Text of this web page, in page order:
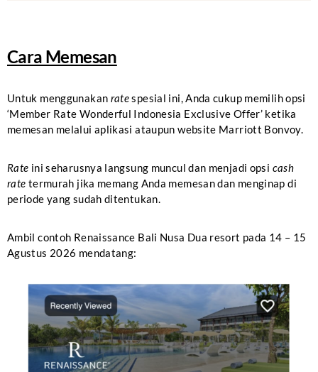
Cara Memesan
Untuk menggunakan ratespesial ini, Anda cukup memilih opsi
‘Member Rate Wonderful Indonesia Exclusive Offer’ ketika
memesan melalui aplikasi ataupun website Marriott Bonvoy.
Rate ini seharusnya langsung muncul dan menjadi opsi cash
rate termurah jika memang Anda memesan dan menginap di
periode yang sudah ditentukan.
Ambil contoh Renaissance Bali Nusa Dua resort pada 14 – 15
Agustus 2026 mendatang: